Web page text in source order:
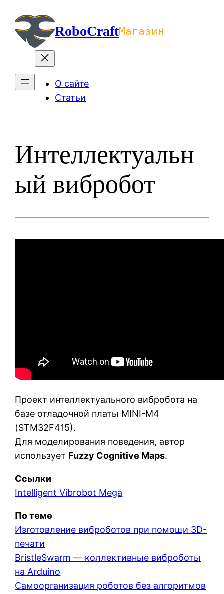
содержимомуRoboCraftМагазин
О сайте
Статьи
Интеллектуальн
ый вибробот
Проект интеллектуального вибробота на
базе отладочной платы MINI-M4
(STM32F415).
Для моделирования поведения, автор
использует Fuzzy Cognitive Maps.
Ссылки
Intelligent Vibrobot Mega
По теме
Изготовление виброботов при помощи 3D-
печати
BristleSwarm — коллективные виброботы
на Arduino
Cамоорганизация роботов без алгоритмов